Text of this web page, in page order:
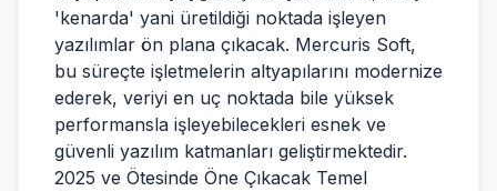
'kenarda' yani üretildiği noktada işleyen
yazılımlar ön plana çıkacak. Mercuris Soft,
bu süreçte işletmelerin altyapılarını modernize
ederek, veriyi en uç noktada bile yüksek
performansla işleyebilecekleri esnek ve
güvenli yazılım katmanları geliştirmektedir.
2025 ve Ötesinde Öne Çıkacak Temel